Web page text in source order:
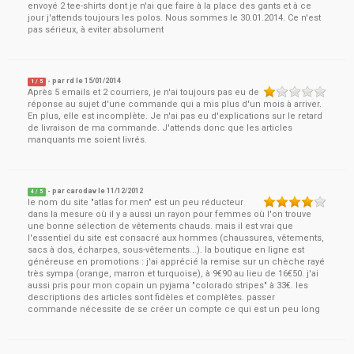
envoyé 2 tee-shirts dont je n'ai que faire à la place des gants et à ce
jour j'attends toujours les polos. Nous sommes le 30.01.2014. Ce n'est
pas sérieux, à eviter absolument
1 / 5 - parrd le15/01/2014
Après 5 emails et 2 courriers, je n'ai toujours pas eu de
réponse au sujet d'une commande qui a mis plus d'un mois à arriver.
En plus, elle est incomplète. Je n'ai pas eu d'explications sur le retard
de livraison de ma commande. J'attends donc que les articles
manquants me soient livrés.
4 / 5 - parcarodav le11/12/2012
le nom du site "atlas for men" est un peu réducteur
dans la mesure où il y a aussi un rayon pour femmes où l'on trouve
une bonne sélection de vêtements chauds. mais il est vrai que
l'essentiel du site est consacré aux hommes (chaussures, vêtements,
sacs à dos, écharpes, sous-vêtements...). la boutique en ligne est
généreuse en promotions : j'ai apprécié la remise sur un chèche rayé
très sympa (orange, marron et turquoise), à 9€90 au lieu de 16€50. j'ai
aussi pris pour mon copain un pyjama "colorado stripes" à 33€. les
descriptions des articles sont fidèles et complètes. passer
commande nécessite de se créer un compte ce qui est un peu long